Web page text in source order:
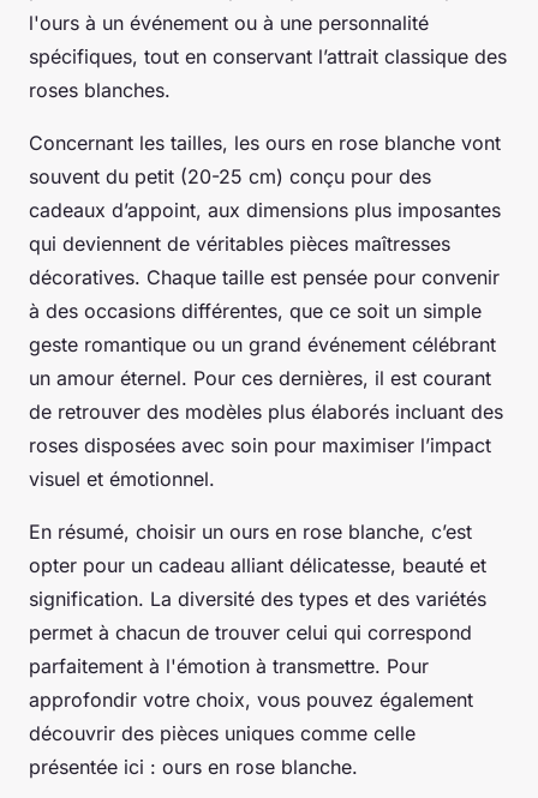
l'ours à un événement ou à une personnalité
spécifiques, tout en conservant l’attrait classique des
roses blanches.
Concernant les tailles, les ours en rose blanche vont
souvent du petit (20-25 cm) conçu pour des
cadeaux d’appoint, aux dimensions plus imposantes
qui deviennent de véritables pièces maîtresses
décoratives. Chaque taille est pensée pour convenir
à des occasions différentes, que ce soit un simple
geste romantique ou un grand événement célébrant
un amour éternel. Pour ces dernières, il est courant
de retrouver des modèles plus élaborés incluant des
roses disposées avec soin pour maximiser l’impact
visuel et émotionnel.
En résumé, choisir un ours en rose blanche, c’est
opter pour un cadeau alliant délicatesse, beauté et
signification. La diversité des types et des variétés
permet à chacun de trouver celui qui correspond
parfaitement à l'émotion à transmettre. Pour
approfondir votre choix, vous pouvez également
découvrir des pièces uniques comme celle
présentée ici : ours en rose blanche.